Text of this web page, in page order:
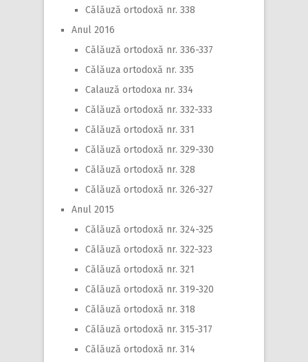
Călăuză ortodoxă nr. 338
Anul 2016
Călăuză ortodoxă nr. 336-337
Călăuza ortodoxă nr. 335
Calauză ortodoxa nr. 334
Călăuză ortodoxă nr. 332-333
Călăuză ortodoxă nr. 331
Călăuză ortodoxă nr. 329-330
Călăuză ortodoxă nr. 328
Călăuză ortodoxă nr. 326-327
Anul 2015
Călăuză ortodoxă nr. 324-325
Călăuză ortodoxă nr. 322-323
Călăuză ortodoxă nr. 321
Călăuză ortodoxă nr. 319-320
Călăuză ortodoxă nr. 318
Călăuză ortodoxă nr. 315-317
Călăuză ortodoxă nr. 314